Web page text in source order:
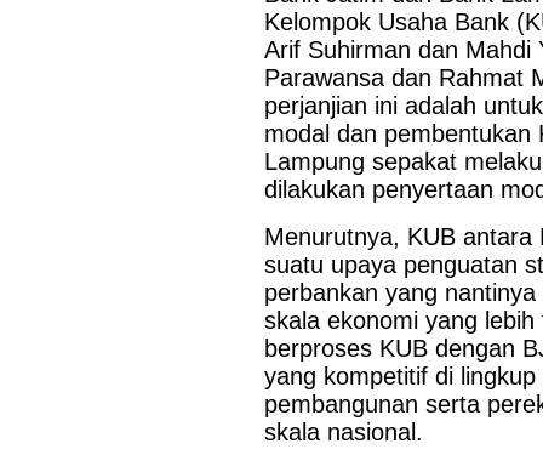
Bank Jatim Dukung Misi Dagang Dan
Kelompok Usaha Bank
Arif Suhirman dan Mahdi
Parawansa dan Rahmat
perjanjian ini adalah
modal dan pembentukan
Lampung sepakat
dilakukan penyertaan
Menurutnya, KUB
suatu upaya penguatan
perbankan yang
skala ekonomi yang
berproses KUB dengan
yang kompetitif di
pembangunan serta
skala nasional.